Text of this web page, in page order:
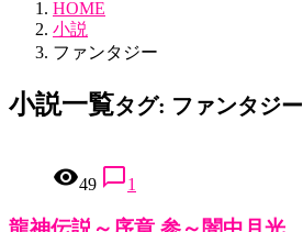
HOME
小説
ファンタジー
小説一覧タグ: ファンタジー
remove_red_eye49 chat_bubble_outline1